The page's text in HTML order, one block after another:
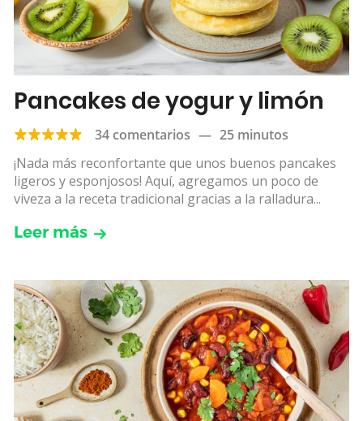
Pancakes de yogur y limón
34 comentarios — 25 minutos
¡Nada más reconfortante que unos buenos pancakes
ligeros y esponjosos! Aquí, agregamos un poco de
viveza a la receta tradicional gracias a la ralladura...
Leer más